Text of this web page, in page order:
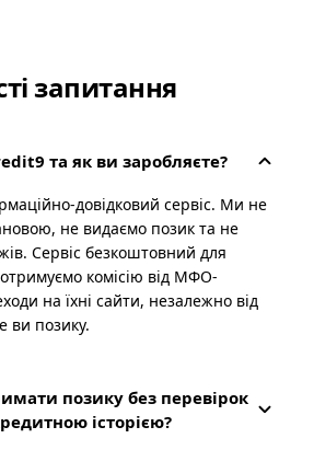
запитання
та як ви заробляєте?
довідковий сервіс. Ми не
не видаємо позик та не
Сервіс безкоштовний для
комісію від МФО-
на їхні сайти, незалежно від
ви позику.
позику без перевірок
історією?